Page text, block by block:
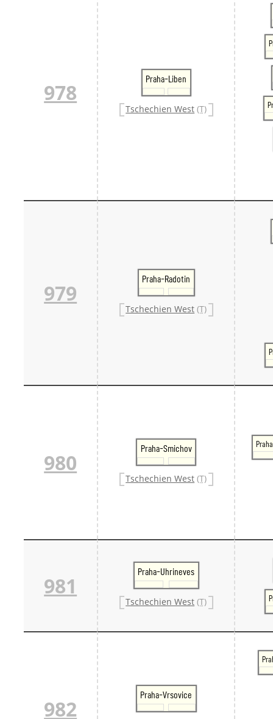
978
Praha-Liben
Tschechien West (T)
979
Praha-Radotin
Tschechien West (T)
980
Praha-Smichov
Tschechien West (T)
981
Praha-Uhrineves
Tschechien West (T)
982
Praha-Vrsovice